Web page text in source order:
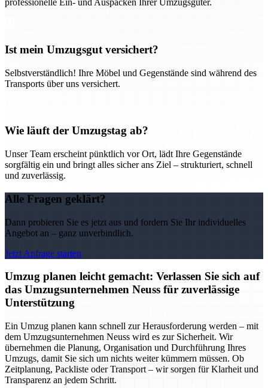
professionelle Ein- und Auspacken Ihrer Umzugsgüter.
Ist mein Umzugsgut versichert?
Selbstverständlich! Ihre Möbel und Gegenstände sind während des
Transports über uns versichert.
Wie läuft der Umzugstag ab?
Unser Team erscheint pünktlich vor Ort, lädt Ihre Gegenstände
sorgfältig ein und bringt alles sicher ans Ziel – strukturiert, schnell
und zuverlässig.
Alle Fragen geklärt?
Dann probieren Sie es jetzt aus und fordern Sie Ihr individuelles
Angebot an – ganz unverbindlich.
Jetzt Anfrage starten
Umzug planen leicht gemacht: Verlassen Sie sich auf
das Umzugsunternehmen Neuss für zuverlässige
Unterstützung
Ein Umzug planen kann schnell zur Herausforderung werden – mit
dem Umzugsunternehmen Neuss wird es zur Sicherheit. Wir
übernehmen die Planung, Organisation und Durchführung Ihres
Umzugs, damit Sie sich um nichts weiter kümmern müssen. Ob
Zeitplanung, Packliste oder Transport – wir sorgen für Klarheit und
Transparenz an jedem Schritt.